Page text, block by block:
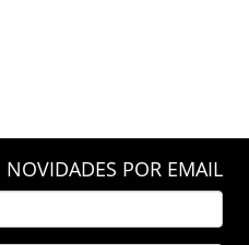
NOVIDADES POR EMAIL